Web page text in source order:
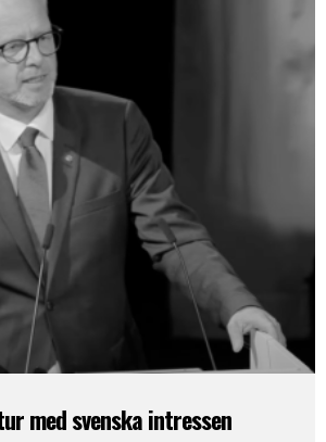
med svenska intressen